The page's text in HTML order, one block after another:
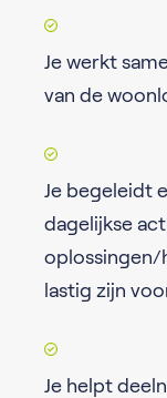
Je werkt
van de
Je begeleidt
dagelijkse
oplossingen/
lastig zijn
Je helpt